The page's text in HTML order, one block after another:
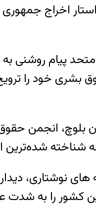
خواستار اخراج
پیام روشنی
بشری خود را
بلوچ، انجمن
نوشتاری،